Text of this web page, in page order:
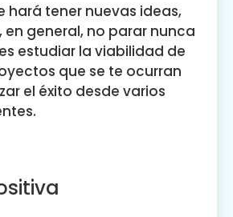
hará tener nuevas ideas,
en general, no parar nunca
estudiar la viabilidad de
que se te ocurran
el éxito desde varios